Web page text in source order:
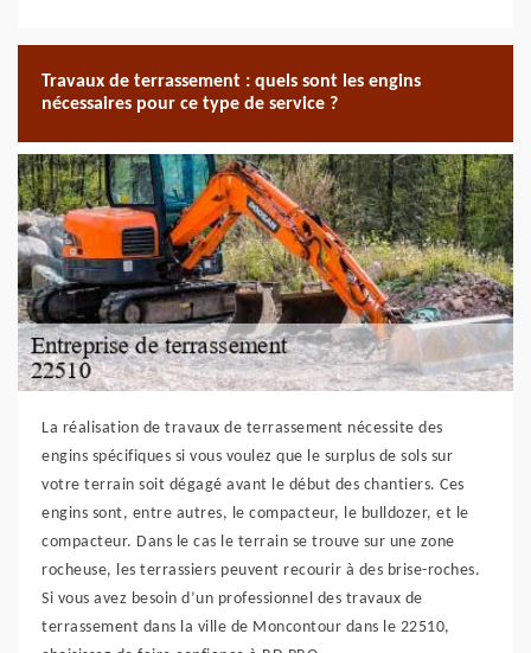
Travaux de terrassement : quels sont les engins
nécessaires pour ce type de service ?
La réalisation de travaux de terrassement nécessite des
engins spécifiques si vous voulez que le surplus de sols sur
votre terrain soit dégagé avant le début des chantiers. Ces
engins sont, entre autres, le compacteur, le bulldozer, et le
compacteur. Dans le cas le terrain se trouve sur une zone
rocheuse, les terrassiers peuvent recourir à des brise-roches.
Si vous avez besoin d’un professionnel des travaux de
terrassement dans la ville de Moncontour dans le 22510,